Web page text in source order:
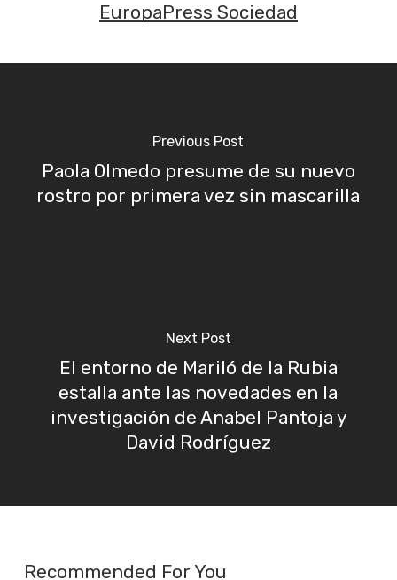
EuropaPress Sociedad
Previous Post
Paola Olmedo presume de su nuevo
rostro por primera vez sin mascarilla
Next Post
El entorno de Mariló de la Rubia
estalla ante las novedades en la
investigación de Anabel Pantoja y
David Rodríguez
Recommended For You